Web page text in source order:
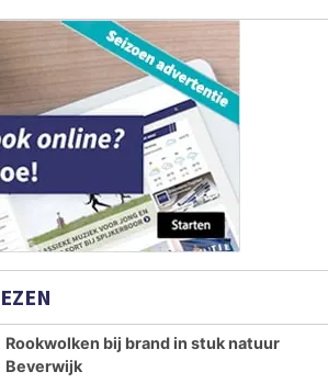
Rookwolken bij brand in stuk natuur
Beverwijk